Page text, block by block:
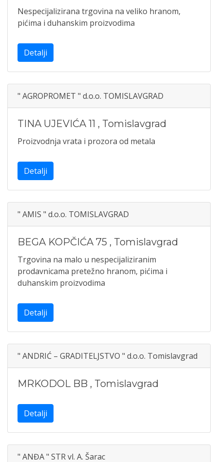
Nespecijalizirana trgovina na veliko hranom,
pićima i duhanskim proizvodima
Detalji
" AGROPROMET " d.o.o. TOMISLAVGRAD
TINA UJEVIĆA 11 , Tomislavgrad
Proizvodnja vrata i prozora od metala
Detalji
" AMIS " d.o.o. TOMISLAVGRAD
BEGA KOPČIĆA 75 , Tomislavgrad
Trgovina na malo u nespecijaliziranim
prodavnicama pretežno hranom, pićima i
duhanskim proizvodima
Detalji
" ANDRIĆ – GRADITELJSTVO " d.o.o. Tomislavgrad
MRKODOL BB , Tomislavgrad
Detalji
" ANĐA " STR vl. A. Šarac